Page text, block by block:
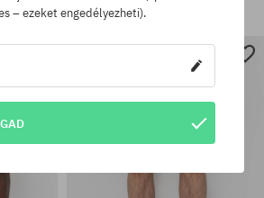
23730 Ft
-3%
– ezeket engedélyezheti).